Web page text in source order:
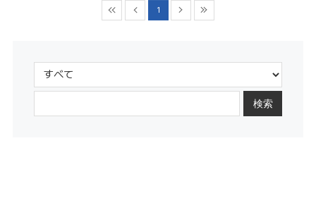
1
検索